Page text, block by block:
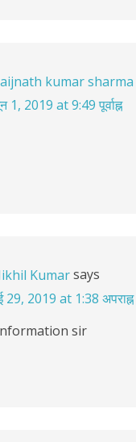
kumar sharma
1, 2019 at 9:49 पूर्वाह्न
Kumarsays
29, 2019 at 1:38 अपराह्न
sir